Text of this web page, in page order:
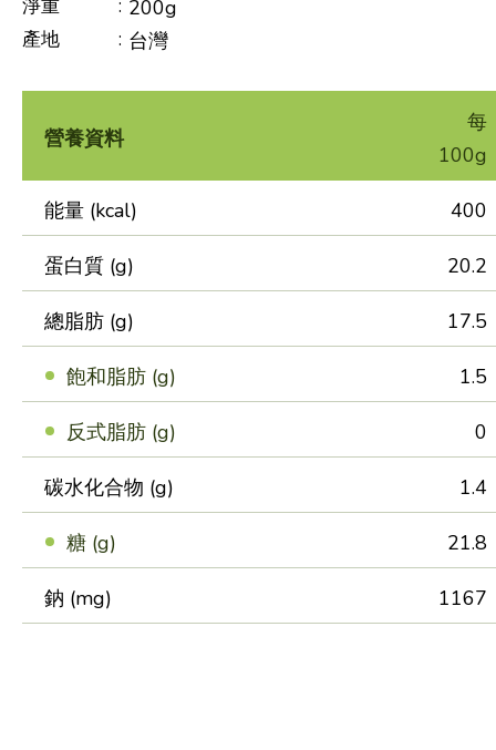
淨重
: 200g
產地 : 台灣
營養資料
每
100g
能量 (kcal) 400
蛋白質 (g) 20.2
總脂肪 (g) 17.5
飽和脂肪 (g) 1.5
反式脂肪 (g) 0
碳水化合物 (g) 1.4
糖 (g) 21.8
鈉 (mg) 1167